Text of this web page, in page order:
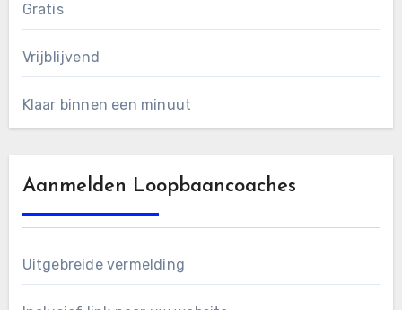
Gratis
Vrijblijvend
Klaar binnen een minuut
Aanmelden Loopbaancoaches
Uitgebreide vermelding